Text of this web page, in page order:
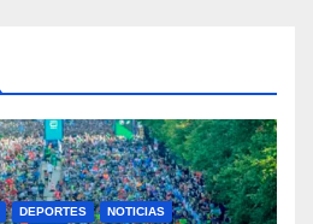
DEPORTES NOTICIAS